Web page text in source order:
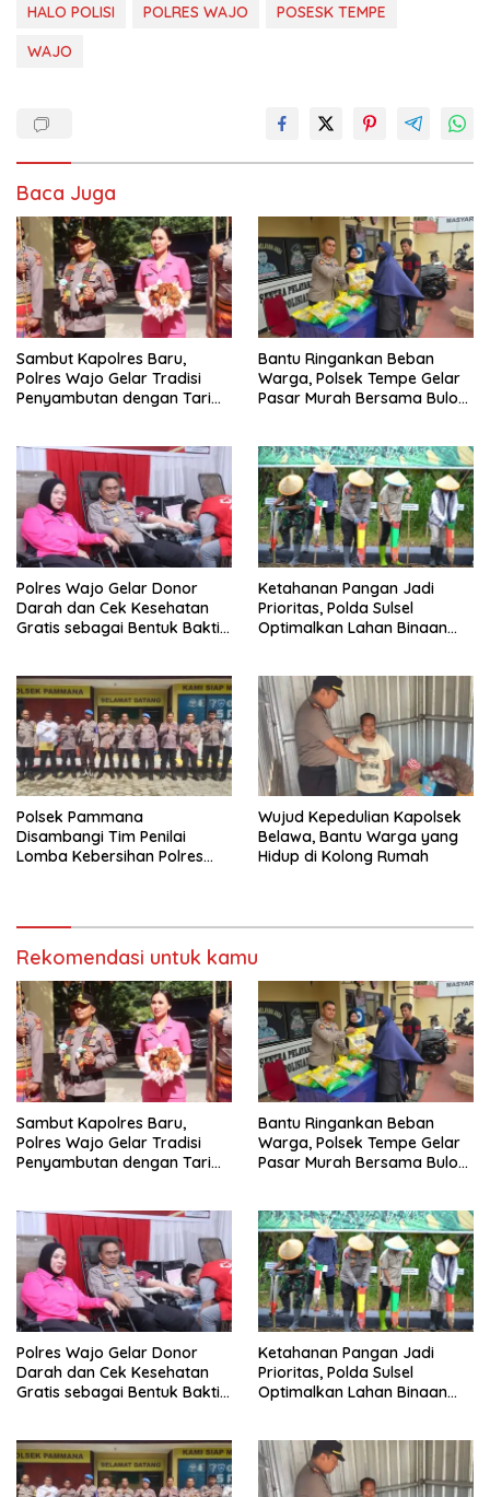
HALO POLISI POLRES WAJO
POSESK TEMPE
WAJO
Baca Juga
Sambut Kapolres Baru,
Polres Wajo Gelar Tradisi
Penyambutan dengan Tari
Bantu Ringankan Beban
Warga, Polsek Tempe Gelar
Pasar Murah Bersama Bulog
Polres Wajo Gelar Donor
Darah dan Cek Kesehatan
Gratis sebagai Bentuk Bakti
Ketahanan Pangan Jadi
Prioritas, Polda Sulsel
Optimalkan Lahan Binaan
Polsek Pammana
Disambangi Tim Penilai
Lomba Kebersihan Polres
Wujud Kepedulian Kapolsek
Belawa, Bantu Warga yang
Hidup di Kolong Rumah
Rekomendasi untuk kamu
Sambut Kapolres Baru,
Polres Wajo Gelar Tradisi
Penyambutan dengan Tari
Bantu Ringankan Beban
Warga, Polsek Tempe Gelar
Pasar Murah Bersama Bulog
Polres Wajo Gelar Donor
Darah dan Cek Kesehatan
Gratis sebagai Bentuk Bakti
Ketahanan Pangan Jadi
Prioritas, Polda Sulsel
Optimalkan Lahan Binaan